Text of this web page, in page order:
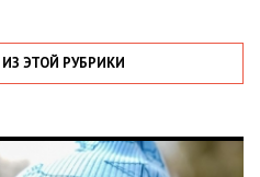
ЭТОЙ РУБРИКИ